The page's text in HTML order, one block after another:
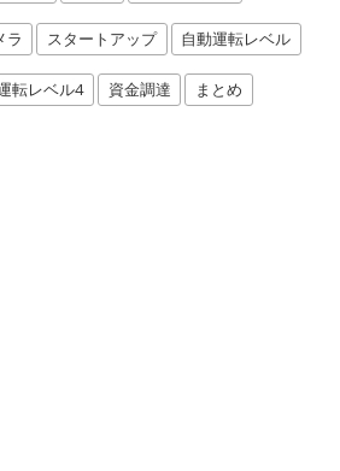
ラ スタートアップ 自動運転レベル
転レベル4 資金調達 まとめ